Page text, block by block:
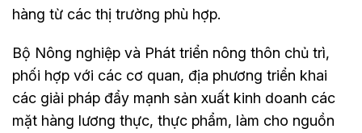
hàng từ các thị trường phù hợp.
Bộ Nông nghiệp và Phát triển nông thôn chủ trì,
phối hợp với các cơ quan, địa phương triển khai
các giải pháp đẩy mạnh sản xuất kinh doanh các
mặt hàng lương thực, thực phẩm, làm cho nguồn